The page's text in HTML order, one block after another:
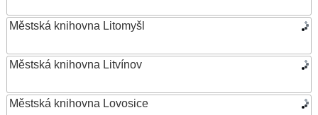
Městská knihovna Litomyšl
Městská knihovna Litvínov
Městská knihovna Lovosice